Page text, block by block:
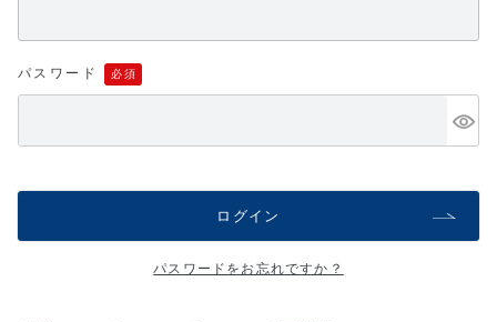
ブログ
パスワード
ログイン
パスワードをお忘れですか？